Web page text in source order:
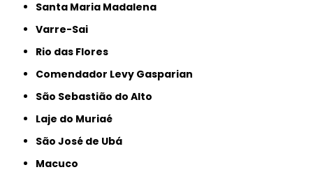
Santa Maria Madalena
Varre-Sai
Rio das Flores
Comendador Levy Gasparian
São Sebastião do Alto
Laje do Muriaé
São José de Ubá
Macuco